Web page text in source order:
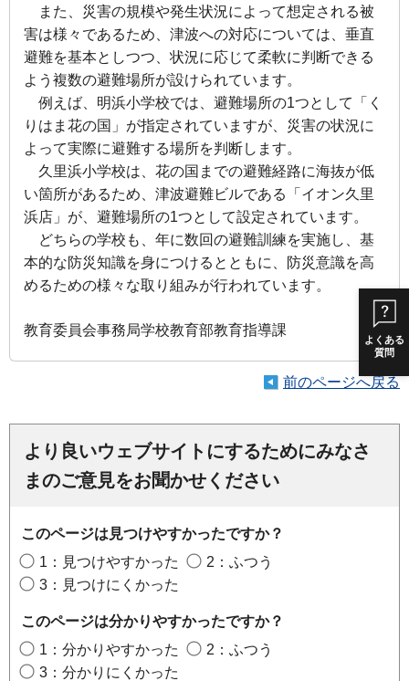
よくある
質問
また、災害の規模や発生状況によって想定される被
害は様々であるため、津波への対応については、垂直
避難を基本としつつ、状況に応じて柔軟に判断できる
よう複数の避難場所が設けられています。
例えば、明浜小学校では、避難場所の1つとして「く
りはま花の国」が指定されていますが、災害の状況に
よって実際に避難する場所を判断します。
久里浜小学校は、花の国までの避難経路に海抜が低
い箇所があるため、津波避難ビルである「イオン久里
浜店」が、避難場所の1つとして設定されています。
どちらの学校も、年に数回の避難訓練を実施し、基
本的な防災知識を身につけるとともに、防災意識を高
めるための様々な取り組みが行われています。
教育委員会事務局学校教育部教育指導課
前のページへ戻る
より良いウェブサイトにするためにみなさ
まのご意見をお聞かせください
このページは見つけやすかったですか？
1：見つけやすかった
2：ふつう
3：見つけにくかった
このページは分かりやすかったですか？
1：分かりやすかった
2：ふつう
3：分かりにくかった